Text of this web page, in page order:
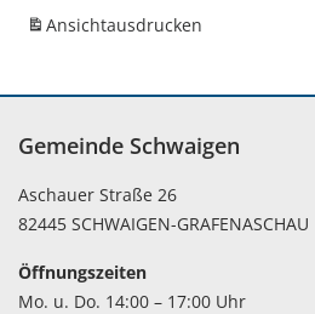
Ansichtausdrucken
Gemeinde Schwaigen
Aschauer Straße 26
82445 SCHWAIGEN-GRAFENASCHAU
Öffnungszeiten
Mo. u. Do. 14:00 – 17:00 Uhr